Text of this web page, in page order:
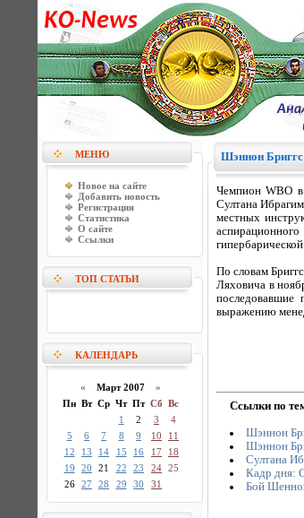
МЕНЮ
Новое на сайте
Добавить новость
Регистрация
Статистика
О сайте
Ссылки
ТОП СТАТЬИ
КАЛЕНДАРЬ
« Март 2007 »
Пн Вт Ср Чт Пт Сб Вс
1
2 3
4
5
6 7 8 9 10
11
12
13 14 15 16 17
18
19
20 21 22 23 24 25
26
27 28 29 30 31
Шэннон
Чемпион WBO в
Султана
местных
По словам
Ляховича в
последовавшие
выражению
Ссылки по
Шэннон
Шэннон
Султана
Кадр дня:
Бой